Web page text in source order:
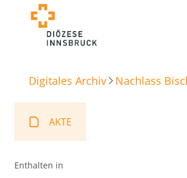
Digitales Archiv Nachlass
AKTE
Enthalten in